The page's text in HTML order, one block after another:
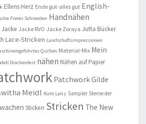
Ellens Herz Ende gut-alles gut English-
Freies Schneiden Handnähen
Jacke Jacke RVO Jacke Zoraya Jutta Bücker
Lace-Stricken Landschaftsimpressionen
Quilten Material-Mix Mein
Drachenfest nähen Nähen auf Papier
Patchwork Gilde
Meidl Ruth Leitz Sampler Sterne der
Sticken Stricken The New